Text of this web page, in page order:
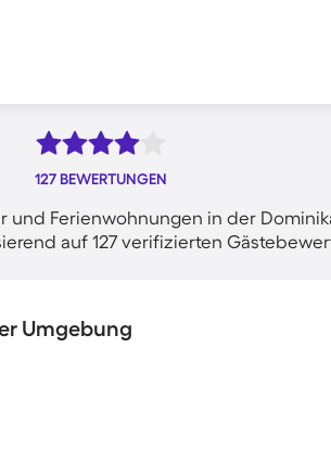
127 BEWERTUNGEN
und Ferienwohnungen in der
auf 127 verifizierten
Umgebung